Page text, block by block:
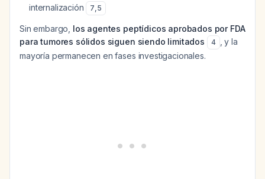
internalización
7,5
Sin embargo, los agentes peptídicos aprobados por FDA
para tumores sólidos siguen siendo limitados
4
, y la
mayoría permanecen en fases investigacionales.